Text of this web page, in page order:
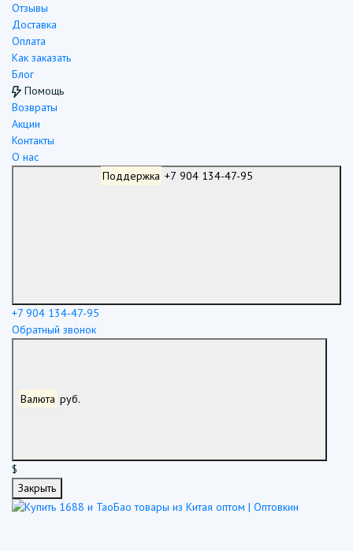
Отзывы
Доставка
Оплата
Как заказать
Блог
Помощь
Возвраты
Акции
Контакты
О нас
Поддержка
+7 904 134-47-95
Обратный звонок
Валюта руб.
$
Закрыть